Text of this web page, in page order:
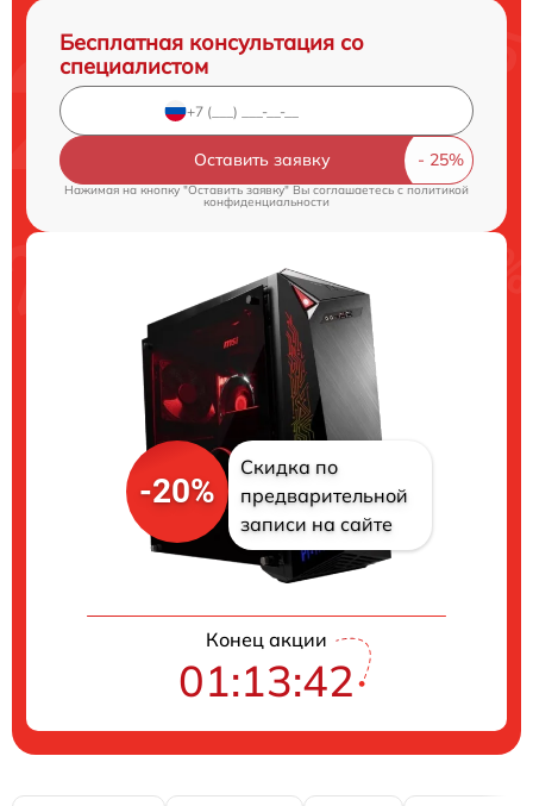
Бесплатная консультация со
специалистом
Оставить заявку
Нажимая на кнопку "Оставить заявку" Вы соглашаетесь cполитикой
конфиденциальности
-20%
Скидка по
предварительной
записи на сайте
Конец акции
01:13:42